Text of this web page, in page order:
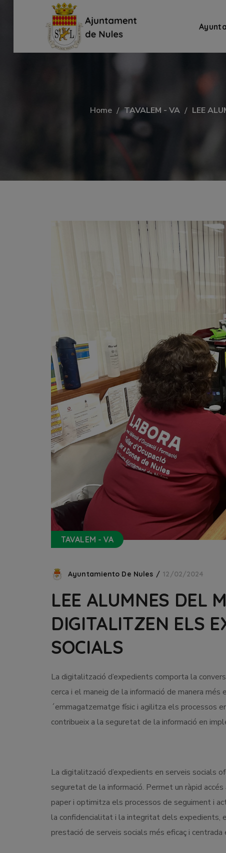
Home TAVALEM - VA LEE
TAVALEM - VA
Ayuntamiento De Nules 12/02/2024
LEE ALUMNES DEL
DIGITALITZEN ELS
SOCIALS
La digitalització d’expedients comporta la
cerca i el maneig de la informació de manera
´emmagatzematge físic i agilitza els processos
contribueix a la seguretat de la informació en
La digitalització d’expedients en serveis socials
seguretat de la informació. Permet un ràpid
paper i optimitza els processos de seguiment i
la confidencialitat i la integritat dels expedients,
prestació de serveis socials més eficaç i centrada